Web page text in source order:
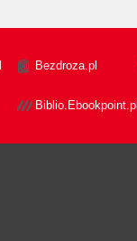
Bezdroza.pl
Biblio.Ebookpoint.pl